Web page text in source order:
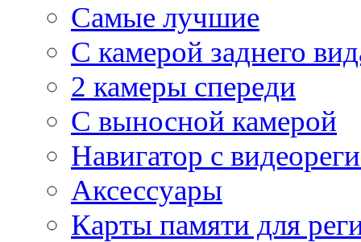
Самые лучшие
С камерой заднего
2 камеры спереди
С выносной камерой
Навигатор с
Аксессуары
Карты памяти для